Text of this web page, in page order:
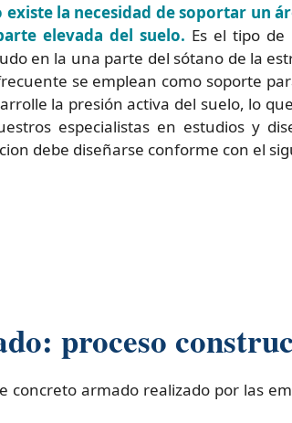
la necesidad de soportar un
elevada del suelo. Es el tipo
en la una parte del sótano de la
se emplean como soporte
la presión activa del suelo, lo
especialistas en estudios y
debe diseñarse conforme con el
proceso
concreto armado realizado por las